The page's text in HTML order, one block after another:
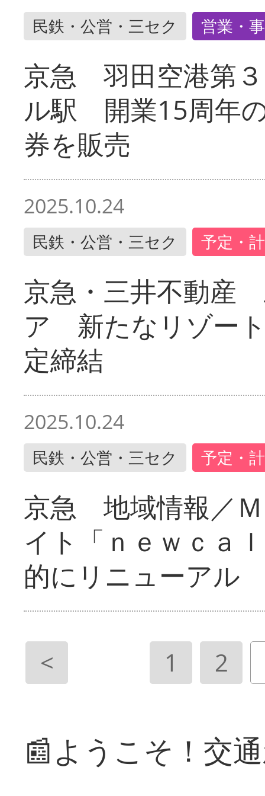
民鉄・公営・三セク 営業・
京急 羽田空港第
ル駅 開業15周年
券を販売
2025.10.24
民鉄・公営・三セク 予定・
京急・三井不動産
ア 新たなリゾー
定締結
2025.10.24
民鉄・公営・三セク 予定・
京急 地域情報／
イト「ｎｅｗｃａ
的にリニューアル
< 1 2
📰ようこそ！交